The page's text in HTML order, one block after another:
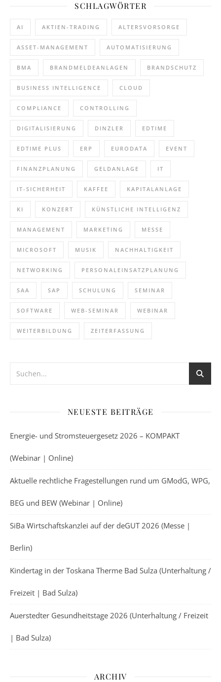
SCHLAGWÖRTER
AI AKTIEN-TRADING ALTERSVORSORGE
ASSET-MANAGEMENT AUTOMATISIERUNG
BMA BRANDMELDEANLAGEN BRANDSCHUTZ
BUSINESS INTELLIGENCE CLOUD
COMPLIANCE CONTROLLING
DIGITALISIERUNG DINZLER EDTIME
EDTIME PLUS ERP EURODATA EVENT
FINANZPLANUNG GELDANLAGE IT
IT-SICHERHEIT KAFFEE KAPITALANLAGE
KI KONZERT KÜNSTLICHE INTELLIGENZ
MANAGEMENT MARKETING MESSE
MICROSOFT MUSIK NACHHALTIGKEIT
NETWORKING PERSONALEINSATZPLANUNG
SAA SAP SCHULUNG SEMINAR
SOFTWARE WEB-SEMINAR WEBINAR
WEITERBILDUNG ZEITERFASSUNG
NEUESTE BEITRÄGE
Energie- und Stromsteuergesetz 2026 – KOMPAKT
(Webinar | Online)
Aktuelle rechtliche Fragestellungen rund um GModG, WPG,
BEG und BEW (Webinar | Online)
SiBa Wirtschaftskanzlei auf der deGUT 2026 (Messe |
Berlin)
Kindertag in der Toskana Therme Bad Sulza (Unterhaltung /
Freizeit | Bad Sulza)
Auerstedter Gesundheitstage 2026 (Unterhaltung / Freizeit
| Bad Sulza)
ARCHIV